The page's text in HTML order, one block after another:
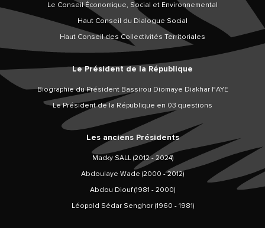
Le Conseil Économique, Social et Environnemental
Haut Conseil du Dialogue Social
Haut Conseil des Collectivités Territoriales
Le Président de la République
Biographie du Président Bassirou Diomaye Diakhar FAYE
Le Président de la République en 03 questions
Les anciens Présidents
Macky SALL (2012 - 2024)
Abdoulaye Wade (2000 - 2012)
Abdou Diouf (1981 - 2000)
Léopold Sédar Senghor (1960 - 1981)